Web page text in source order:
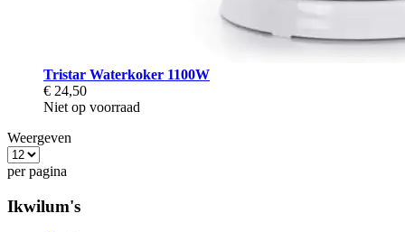
Tristar Waterkoker 1100W
€ 24,50
Niet op voorraad
Weergeven
per pagina
Ikwilum's